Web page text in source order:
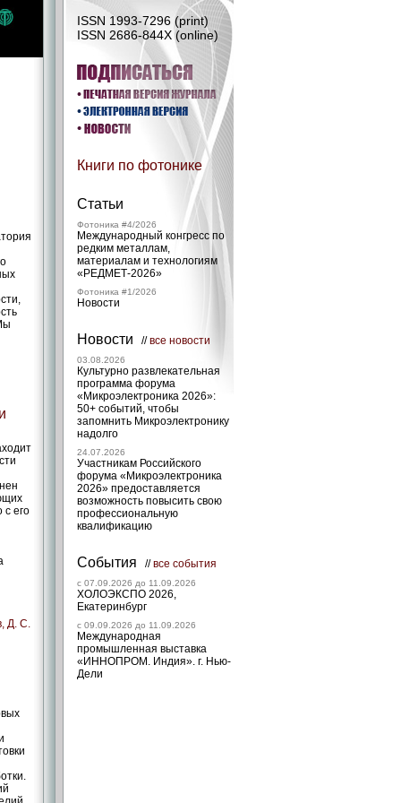
ISSN 1993-7296 (print)
ISSN 2686-844X (online)
Книги по фотонике
Статьи
Фотоника #4/2026
Международный конгресс по
редким металлам,
материалам и технологиям
«РЕДМЕТ‑2026»
Фотоника #1/2026
Новости
Новости //все новости
03.08.2026
Культурно развлекательная
программа форума
«Микроэлектроника 2026»:
50+ событий, чтобы
запомнить Микроэлектронику
надолго
24.07.2026
Участникам Российского
форума «Микроэлектроника
2026» предоставляется
возможность повысить свою
профессиональную
квалификацию
События //все события
c 07.09.2026 до 11.09.2026
ХОЛОЭКСПО 2026,
Екатеринбург
c 09.09.2026 до 11.09.2026
Международная
промышленная выставка
«ИННОПРОМ. Индия». г. Нью-
Дели
с его
Д. С.